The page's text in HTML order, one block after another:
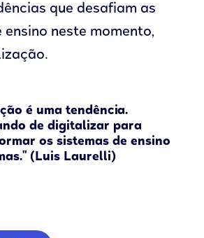
que desafiam as
neste momento,
é uma tendência.
de digitalizar para
os sistemas de ensino
(Luis Laurelli)